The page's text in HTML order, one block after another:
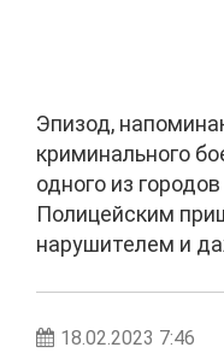
Эпизод,
криминального
одного из
Полицейским
нарушителем и
18.02.2023 7:46